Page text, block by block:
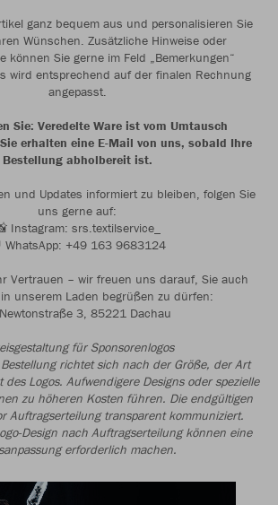
ganz bequem aus und personalisieren Sie
Wünschen. Zusätzliche Hinweise oder
können Sie gerne im Feld „Bemerkungen“
wird entsprechend auf der finalen Rechnung
angepasst.
Sie: Veredelte Ware ist vom Umtausch
erhalten eine E-Mail von uns, sobald Ihre
Bestellung abholbereit ist.
und Updates informiert zu bleiben, folgen Sie
uns gerne auf:
Instagram: srs.textilservice_
WhatsApp: +49 163 9683124
Vertrauen – wir freuen uns darauf, Sie auch
unserem Laden begrüßen zu dürfen:
3, 85221 Dachau
für Sponsorenlogos
richtet sich nach der Größe, der Art
Logos. Aufwendigere Designs oder spezielle
zu höheren Kosten führen. Die endgültigen
Auftragserteilung transparent kommuniziert.
Design nach Auftragserteilung können eine
erforderlich machen.